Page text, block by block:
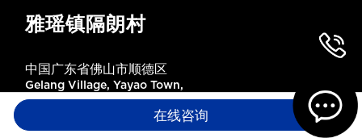
雅瑶镇隔朗村
中国广东省佛山市顺德区
Gelang Village, Yayao Town,
在线咨询